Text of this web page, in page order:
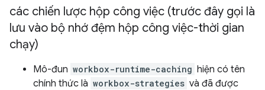
các chiến lược hộp công việc (trước đây gọi là
lưu vào bộ nhớ đệm hộp công việc-thời gian
chạy)
Mô-đun workbox-runtime-caching hiện có tên
chính thức là workbox-strategies và đã được